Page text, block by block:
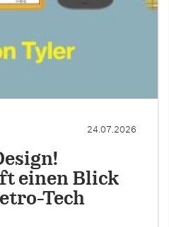
24.07.2026
einen Blick
Tech